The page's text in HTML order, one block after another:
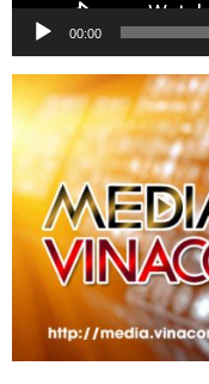
00:00